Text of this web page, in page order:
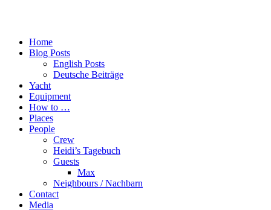
Home
Blog Posts
English Posts
Deutsche Beiträge
Yacht
Equipment
How to …
Places
People
Crew
Heidi’s Tagebuch
Guests
Max
Neighbours / Nachbarn
Contact
Media